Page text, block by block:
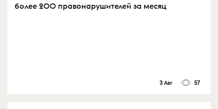
более 200 правонарушителей за месяц
3 Авг 57